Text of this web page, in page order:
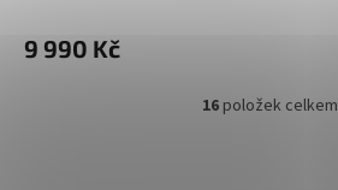
9 990 Kč
O
16položek celkem